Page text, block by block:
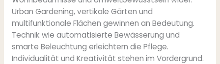
Urban Gardening, vertikale Gärten und
multifunktionale Flächen gewinnen an Bedeutung.
Technik wie automatisierte Bewässerung und
smarte Beleuchtung erleichtern die Pflege.
Individualität und Kreativität stehen im Vordergrund.